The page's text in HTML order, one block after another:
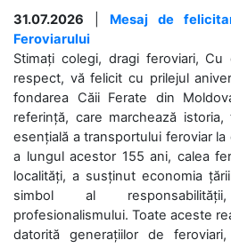
31.07.2026
Mesaj de
Feroviarului
Stimați colegi, dragi feroviari,
respect, vă felicit cu prilejul
fondarea Căii Ferate din
referință, care marchează
esențială a transportului feroviar
a lungul acestor 155 ani, calea
localități, a susținut economia
simbol al
profesionalismului. Toate aceste
datorită generațiilor de